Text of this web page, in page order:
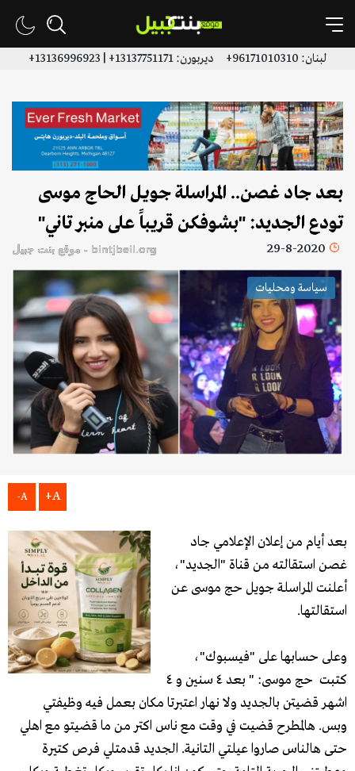
لبنان: 96171010310+ ديربورن: 13137751171+ | 13136996923+
بعد جاد غصن.. المراسلة جويل الحاج موسى
تودع الجديد: "بشوفكن قريباً على منبر تاني"
29-8-2020 bintjbeil.org - موقع بنت جبيل
سياسة ومحليات
A+
A-
بعد أيام من إعلان الإعلامي جاد
غصن استقالته من قناة "الجديد"،
أعلنت المراسلة جويل حج موسى عن
استقالتها.
وعلى حسابها على "فيسبوك"،
كتبت حج موسى: " بعد ٤ سنين و ٤
اشهر قضيتن بالجديد ولا نهار اعتبرتا مكان بعمل فيه وظيفتي
وبس. هالمطرح قضيت في وقت مع ناس اكتر من ما قضيتو مع اهلي
حتى هالناس صاروا عيلتي التانية. الجديد قدمتلي فرص كتيرة